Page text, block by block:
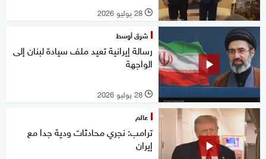
l 28 يوليو 2026
شرق أوسط
رسالة إيرانية تعيد ملف سيادة لبنان إلى
الواجهة
l 28 يوليو 2026
عالم
ترامب: نجري محادثات ودية جدا مع
إيران